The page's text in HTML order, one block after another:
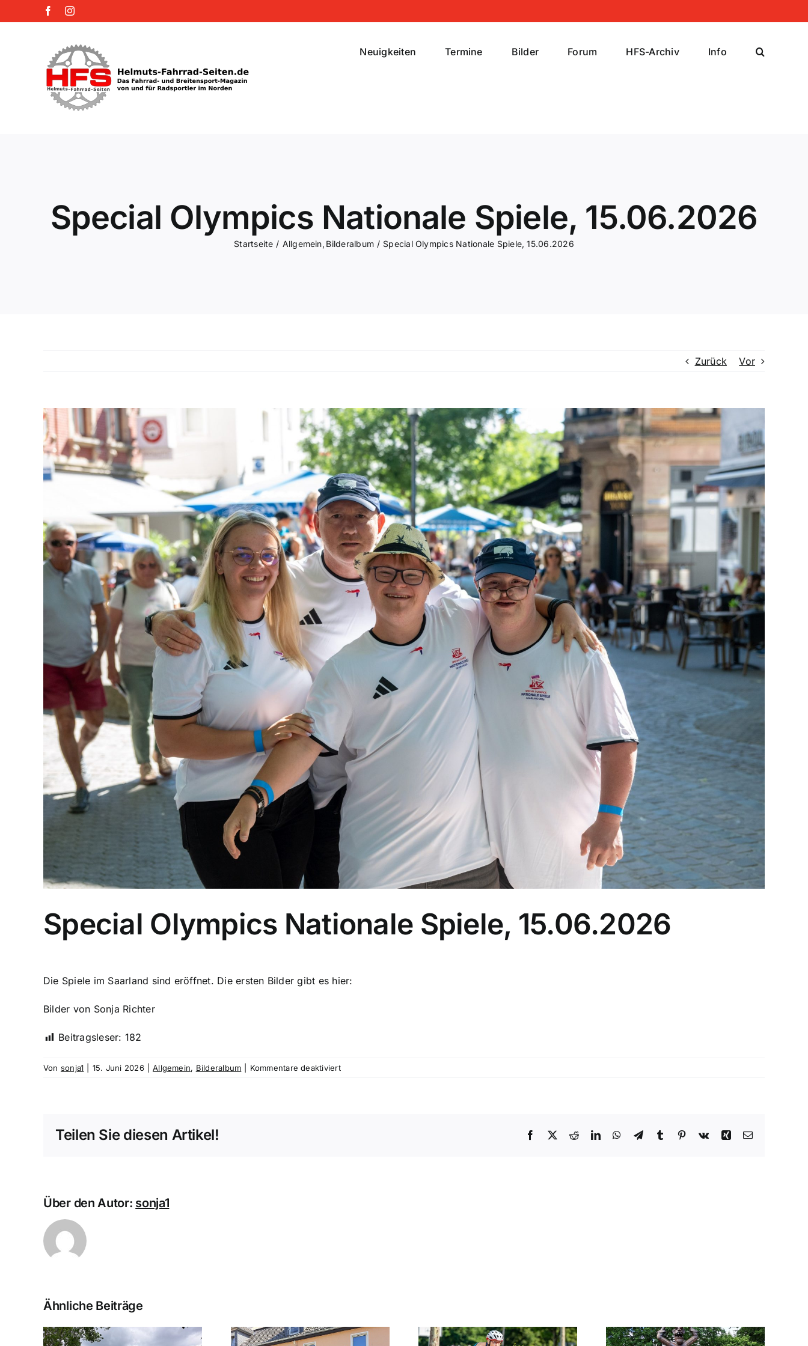
Inhalt
FacebookInstagram
Neuigkeiten Termine Bilder Forum HFS-Archiv Info
Special Olympics Nationale Spiele, 15.06.2026
Startseite Allgemein Bilderalbum Special Olympics Nationale Spiele, 15.06.2026
Zurück Vor
Zeige
grösseres
Bild
Special Olympics Nationale Spiele, 15.06.2026
Die Spiele im Saarland sind eröffnet. Die ersten Bilder gibt es hier:
Bilder von Sonja Richter
Beitragsleser: 182
Von sonja1 15. Juni 2026 Allgemein, Bilderalbum Kommentare deaktiviertfür
Teilen Sie diesen Artikel! Facebook
X RedditLinkedInWhatsApp
TelegramTumblr Pinterest
Vk Xing E-
Über den Autor: sonja1
Ähnliche Beiträge